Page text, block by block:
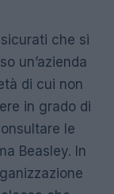
che si
un’azienda
di cui non
in grado di
le
Beasley. In